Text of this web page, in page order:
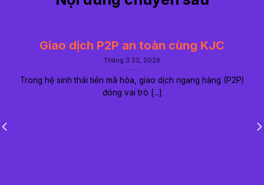
Giao dịch P2P an toàn cùng KJC
Tháng 3 22, 2026
Trong hệ sinh thái tiền mã hóa, giao dịch ngang hàng (P2P)
đóng vai trò [...]